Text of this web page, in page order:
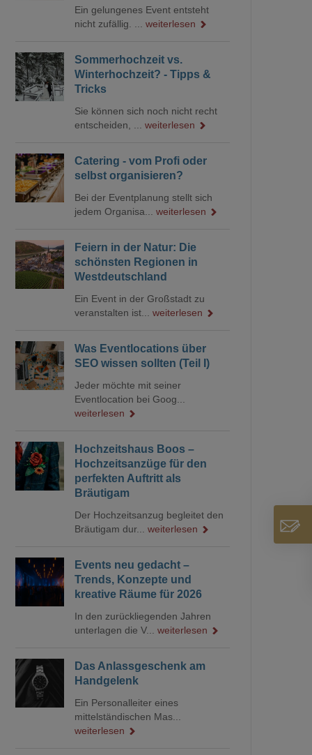
Ein gelungenes Event entsteht
nicht zufällig. ... weiterlesen
Sommerhochzeit vs.
Winterhochzeit? - Tipps &
Tricks
Sie können sich noch nicht recht
entscheiden, ... weiterlesen
Catering - vom Profi oder
selbst organisieren?
Bei der Eventplanung stellt sich
jedem Organisa... weiterlesen
Feiern in der Natur: Die
schönsten Regionen in
Westdeutschland
Ein Event in der Großstadt zu
veranstalten ist... weiterlesen
Was Eventlocations über
SEO wissen sollten (Teil I)
Jeder möchte mit seiner
Eventlocation bei Goog...
weiterlesen
Hochzeitshaus Boos –
Hochzeitsanzüge für den
perfekten Auftritt als
Bräutigam
Der Hochzeitsanzug begleitet den
Bräutigam dur... weiterlesen
Events neu gedacht –
Trends, Konzepte und
kreative Räume für 2026
In den zurückliegenden Jahren
unterlagen die V... weiterlesen
Das Anlassgeschenk am
Handgelenk
Ein Personalleiter eines
mittelständischen Mas...
weiterlesen